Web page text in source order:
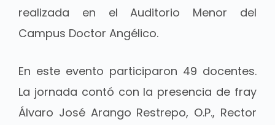
realizada en el Auditorio Menor del
Campus Doctor Angélico.
En este evento participaron 49 docentes.
La jornada contó con la presencia de fray
Álvaro José Arango Restrepo, O.P., Rector